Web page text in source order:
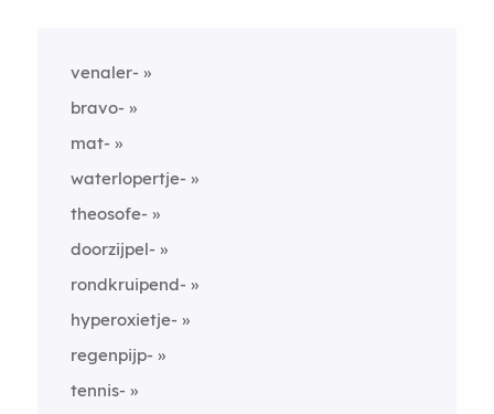
venaler-
bravo-
mat-
waterlopertje-
theosofe-
doorzijpel-
rondkruipend-
hyperoxietje-
regenpijp-
tennis-